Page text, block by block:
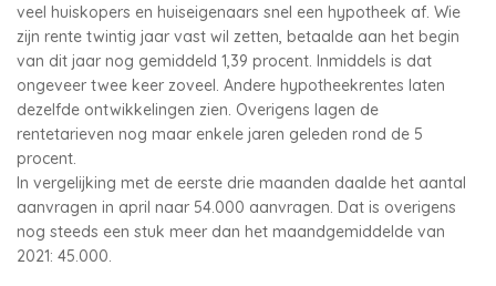
veel huiskopers en huiseigenaars snel een hypotheek af. Wie
zijn rente twintig jaar vast wil zetten, betaalde aan het begin
van dit jaar nog gemiddeld 1,39 procent. Inmiddels is dat
ongeveer twee keer zoveel. Andere hypotheekrentes laten
dezelfde ontwikkelingen zien. Overigens lagen de
rentetarieven nog maar enkele jaren geleden rond de 5
procent.
In vergelijking met de eerste drie maanden daalde het aantal
aanvragen in april naar 54.000 aanvragen. Dat is overigens
nog steeds een stuk meer dan het maandgemiddelde van
2021: 45.000.